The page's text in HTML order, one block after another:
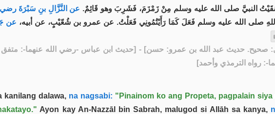
النبيَّ صلى الله عليه وسلم مِنْ زَمْزَمَ، فَشَرِبَ وهو قَائِمٌ. عن النَّزَّالِ بنِ سَبْرَةَ رضي
صلى الله عليه وسلم فَعَلَ كَمَا رَأَيْتُمُونِي فَعَلْتُ. عن عمرو بن شُعّيْبٍ، عن أبيه، عن
صحيح. حديث عبد الله بن عمرو: حسن] - [حديث ابن عباس -رضي الله عنهما-: متفق
: رواه الترمذي وأحمد]
kanilang dalawa, na nagsabi: "Pinainom ko ang Propeta, pagpalain
Ayon kay An-Nazzāl bin Sabrah, malugod si Allāh sa kanya,